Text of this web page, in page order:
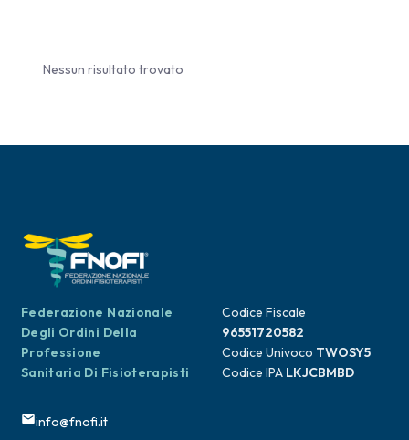
Nessun risultato trovato
Federazione Nazionale
Degli Ordini Della
Professione
Sanitaria Di Fisioterapisti
Codice Fiscale
96551720582
Codice Univoco TWOSY5
Codice IPA LKJCBMBD
info@fnofi.it